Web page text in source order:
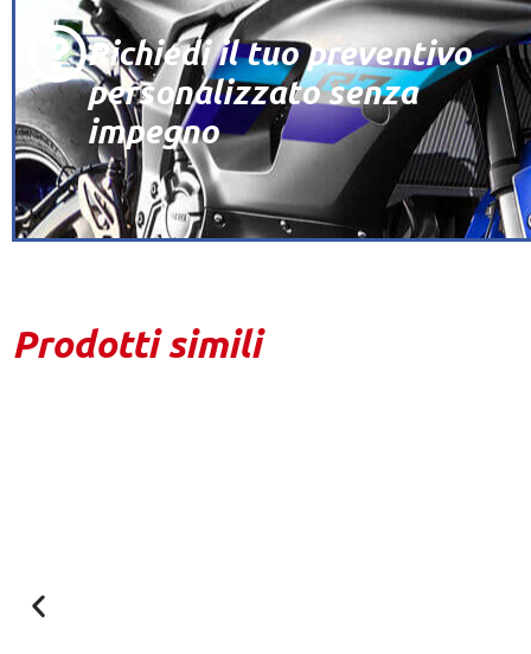
Richiedi il tuo preventivo
personalizzato senza
impegno
Prodotti simili